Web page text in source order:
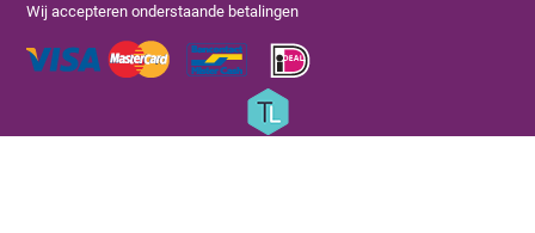
Wij accepteren onderstaande betalingen